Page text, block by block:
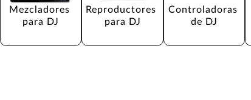
Mezcladores
para DJ
Reproductores
para DJ
Controladoras
de DJ